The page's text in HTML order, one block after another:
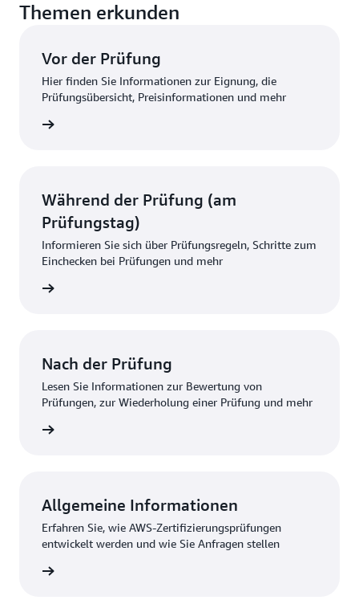
Themen erkunden
Vor der Prüfung
Hier finden Sie Informationen zur Eignung, die
Prüfungsübersicht, Preisinformationen und mehr
Während der Prüfung (am
Prüfungstag)
Informieren Sie sich über Prüfungsregeln, Schritte zum
Einchecken bei Prüfungen und mehr
Nach der Prüfung
Lesen Sie Informationen zur Bewertung von
Prüfungen, zur Wiederholung einer Prüfung und mehr
Allgemeine Informationen
Erfahren Sie, wie AWS-Zertifizierungsprüfungen
entwickelt werden und wie Sie Anfragen stellen